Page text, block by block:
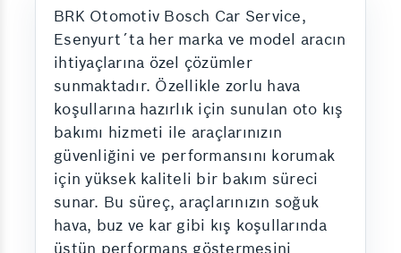
BRK Otomotiv Bosch Car Service,
Esenyurt´ta her marka ve model aracın
ihtiyaçlarına özel çözümler
sunmaktadır. Özellikle zorlu hava
koşullarına hazırlık için sunulan oto kış
bakımı hizmeti ile araçlarınızın
güvenliğini ve performansını korumak
için yüksek kaliteli bir bakım süreci
sunar. Bu süreç, araçlarınızın soğuk
hava, buz ve kar gibi kış koşullarında
üstün performans göstermesini